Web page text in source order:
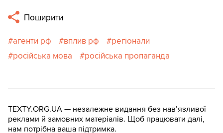
Поширити
агенти рф вплив рф
регіонали
російська мова
російська пропаганда
TEXTY.ORG.UA — незалежне видання без навʼязливої
реклами й замовних матеріалів. Щоб працювати далі,
нам потрібна ваша підтримка.